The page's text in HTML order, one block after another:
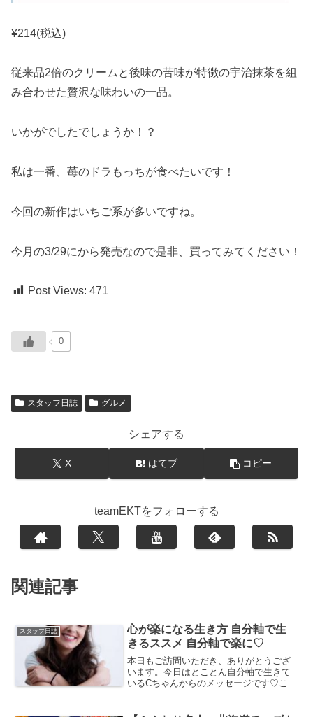
¥214(税込)
従来品2倍のクリームと後味の苦味が特徴の宇治抹茶を組
み合わせた贅沢な味わいの一品。
いかがでしたでしょうか！？
私は一番、苺のドラもっちが食べたいです！
今回の新作はいちご系が多いですね。
今月の3/29にから発売なので是非、買ってみてください！
Post Views: 471
0
スタッフ日誌 グルメ
シェアする
X はてブ コピー
teamEKTをフォローする
関連記事
スタッフ日誌
心が楽になる生き方 自分軸で生
きるススメ 自分軸で楽に♡
本日もご訪問いただき、ありがとうござ
います。今日はとことん自分軸で生きて
いるCちゃんからのメッセージです♡こん